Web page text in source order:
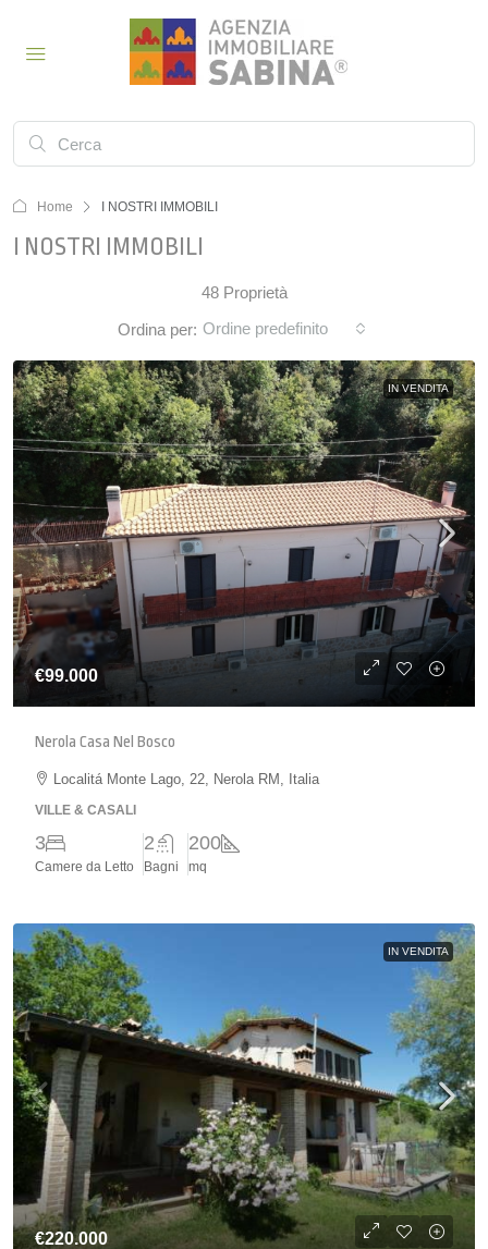
Home I NOSTRI IMMOBILI
I NOSTRI IMMOBILI
48 Proprietà
Ordina per: Ordine predefinito
IN VENDITA
€99.000
Nerola Casa Nel Bosco
Localitá Monte Lago, 22, Nerola RM, Italia
VILLE & CASALI
3
Camere da Letto
2
Bagni
200
mq
IN VENDITA
€220.000